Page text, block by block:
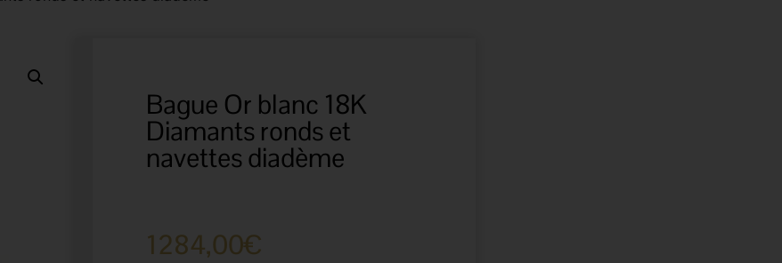
Bague Or blanc 18K
Diamants ronds et
navettes diadème
1284,00€